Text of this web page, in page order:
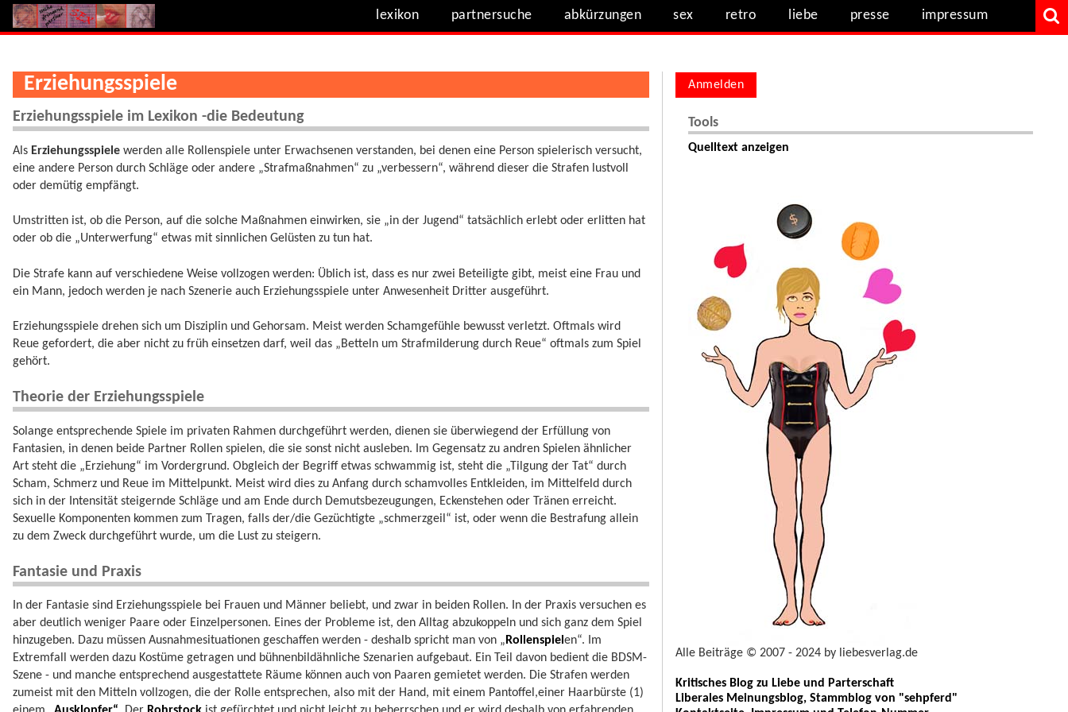
lexikon partnersuche abkürzungen sex retro liebe presse impressum
Erziehungsspiele
Erziehungsspiele im Lexikon -die Bedeutung
Als Erziehungsspiele werden alle Rollenspiele unter Erwachsenen verstanden, bei denen eine Person spielerisch versucht,
eine andere Person durch Schläge oder andere „Strafmaßnahmen“ zu „verbessern“, während dieser die Strafen lustvoll
oder demütig empfängt.
Umstritten ist, ob die Person, auf die solche Maßnahmen einwirken, sie „in der Jugend“ tatsächlich erlebt oder erlitten hat
oder ob die „Unterwerfung“ etwas mit sinnlichen Gelüsten zu tun hat.
Die Strafe kann auf verschiedene Weise vollzogen werden: Üblich ist, dass es nur zwei Beteiligte gibt, meist eine Frau und
ein Mann, jedoch werden je nach Szenerie auch Erziehungsspiele unter Anwesenheit Dritter ausgeführt.
Erziehungsspiele drehen sich um Disziplin und Gehorsam. Meist werden Schamgefühle bewusst verletzt. Oftmals wird
Reue gefordert, die aber nicht zu früh einsetzen darf, weil das „Betteln um Strafmilderung durch Reue“ oftmals zum Spiel
gehört.
Theorie der Erziehungsspiele
Solange entsprechende Spiele im privaten Rahmen durchgeführt werden, dienen sie überwiegend der Erfüllung von
Fantasien, in denen beide Partner Rollen spielen, die sie sonst nicht ausleben. Im Gegensatz zu andren Spielen ähnlicher
Art steht die „Erziehung“ im Vordergrund. Obgleich der Begriff etwas schwammig ist, steht die „Tilgung der Tat“ durch
Scham, Schmerz und Reue im Mittelpunkt. Meist wird dies zu Anfang durch schamvolles Entkleiden, im Mittelfeld durch
sich in der Intensität steigernde Schläge und am Ende durch Demutsbezeugungen, Eckenstehen oder Tränen erreicht.
Sexuelle Komponenten kommen zum Tragen, falls der/die Gezüchtigte „schmerzgeil“ ist, oder wenn die Bestrafung allein
zu dem Zweck durchgeführt wurde, um die Lust zu steigern.
Fantasie und Praxis
In der Fantasie sind Erziehungsspiele bei Frauen und Männer beliebt, und zwar in beiden Rollen. In der Praxis versuchen es
aber deutlich weniger Paare oder Einzelpersonen. Eines der Probleme ist, den Alltag abzukoppeln und sich ganz dem Spiel
hinzugeben. Dazu müssen Ausnahmesituationen geschaffen werden - deshalb spricht man von „Rollenspielen“. Im
Extremfall werden dazu Kostüme getragen und bühnenbildähnliche Szenarien aufgebaut. Ein Teil davon bedient die BDSM-
Szene - und manche entsprechend ausgestattete Räume können auch von Paaren gemietet werden. Die Strafen werden
zumeist mit den Mitteln vollzogen, die der Rolle entsprechen, also mit der Hand, mit einem Pantoffel,einer Haarbürste (1)
Anmelden
Tools
Quelltext anzeigen
Alle Beiträge © 2007 - 2024 by liebesverlag.de
Kritisches Blog zu Liebe und Parterschaft
Liberales Meinungsblog, Stammblog von "sehpferd"